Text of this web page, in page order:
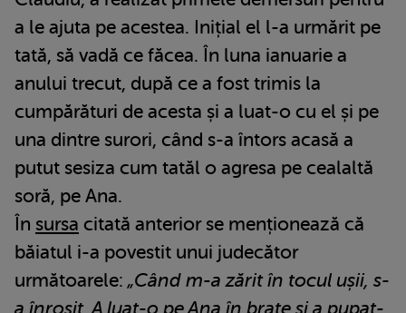
a le ajuta pe acestea. Inițial el l-a urmărit pe
tată, să vadă ce făcea. În luna ianuarie a
anului trecut, după ce a fost trimis la
cumpărături de acesta și a luat-o cu el și pe
una dintre surori, când s-a întors acasă a
putut sesiza cum tatăl o agresa pe cealaltă
soră, pe Ana.
În sursa citată anterior se menționează că
băiatul i-a povestit unui judecător
următoarele: „Când m-a zărit în tocul ușii, s-
a înroșit. A luat-o pe Ana în brațe și a pupat-